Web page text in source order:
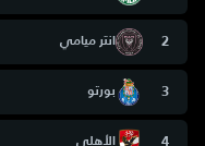
2 انتر ميامي
3 بورتو
4 الأهلي